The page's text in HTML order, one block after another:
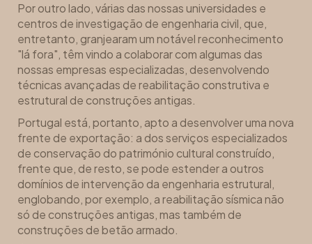
Por outro lado, várias das nossas universidades e
centros de investigação de engenharia civil, que,
entretanto, granjearam um notável reconhecimento
"lá fora", têm vindo a colaborar com algumas das
nossas empresas especializadas, desenvolvendo
técnicas avançadas de reabilitação construtiva e
estrutural de construções antigas.
Portugal está, portanto, apto a desenvolver uma nova
frente de exportação: a dos serviços especializados
de conservação do património cultural construído,
frente que, de resto, se pode estender a outros
domínios de intervenção da engenharia estrutural,
englobando, por exemplo, a reabilitação sísmica não
só de construções antigas, mas também de
construções de betão armado.